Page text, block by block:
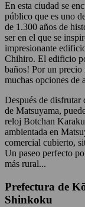
En esta ciudad se
público que es uno
de 1.300 años de
ser en el que se
impresionante
Chihiro. El edificio
baños! Por un precio
muchas opciones de
Después de disfrutar
de Matsuyama,
reloj Botchan
ambientada en
comercial cubierto,
Un paseo perfecto
más rural...
Prefectura de
Shinkoku